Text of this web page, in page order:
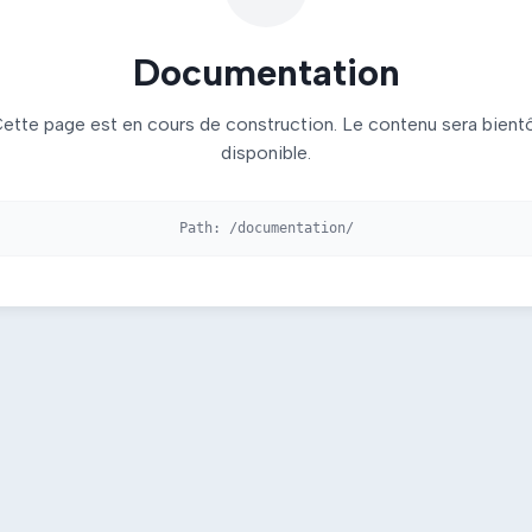
Documentation
page est en cours de construction. Le contenu sera
disponible.
Path: /documentation/